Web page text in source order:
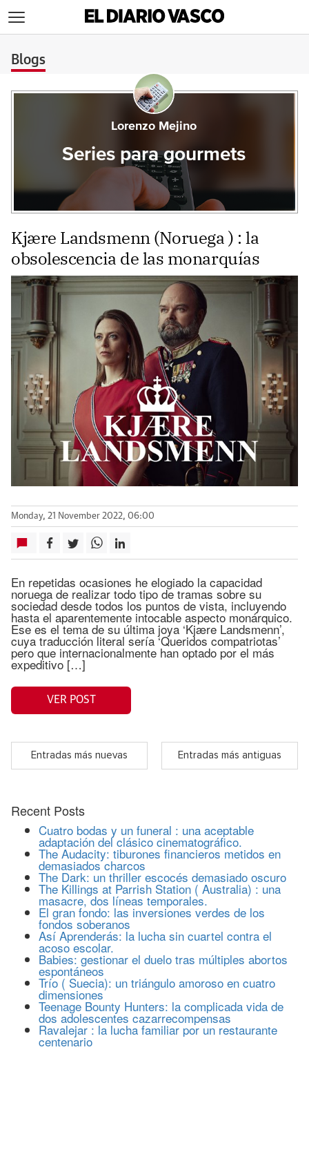
Blogs
Lorenzo Mejino
Series para gourmets
Kjære Landsmenn (Noruega ) : la
obsolescencia de las monarquías
Monday, 21 November 2022, 06:00
En repetidas ocasiones he elogiado la capacidad
noruega de realizar todo tipo de tramas sobre su
sociedad desde todos los puntos de vista, incluyendo
hasta el aparentemente intocable aspecto monárquico.
Ese es el tema de su última joya ‘Kjære Landsmenn’,
cuya traducción literal sería ‘Queridos compatriotas’
pero que internacionalmente han optado por el más
expeditivo […]
VER POST
Entradas más nuevas Entradas más antiguas
Recent Posts
Cuatro bodas y un funeral : una aceptable
adaptación del clásico cinematográfico.
The Audacity: tiburones financieros metidos en
demasiados charcos
The Dark: un thriller escocés demasiado oscuro
The Killings at Parrish Station ( Australia) : una
masacre, dos líneas temporales.
El gran fondo: las inversiones verdes de los
fondos soberanos
Así Aprenderás: la lucha sin cuartel contra el
acoso escolar.
Babies: gestionar el duelo tras múltiples abortos
espontáneos
Trío ( Suecia): un triángulo amoroso en cuatro
dimensiones
Teenage Bounty Hunters: la complicada vida de
dos adolescentes cazarrecompensas
Ravalejar : la lucha familiar por un restaurante
centenario